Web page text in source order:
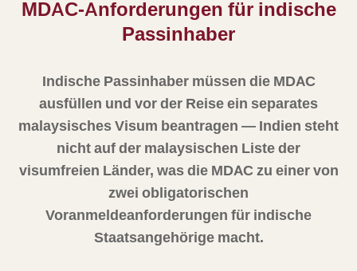
MDAC-Anforderungen für indische
Passinhaber
Indische Passinhaber müssen die MDAC
ausfüllen und vor der Reise ein separates
malaysisches Visum beantragen — Indien steht
nicht auf der malaysischen Liste der
visumfreien Länder, was die MDAC zu einer von
zwei obligatorischen
Voranmeldeanforderungen für indische
Staatsangehörige macht.